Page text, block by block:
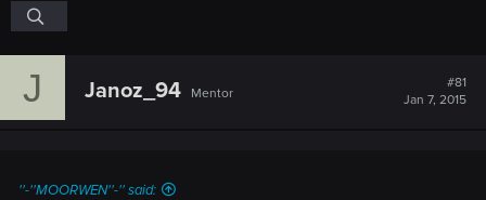
J Janoz_94 Mentor
#81
Jan 7, 2015
''-''MOORWEN''-'' said: